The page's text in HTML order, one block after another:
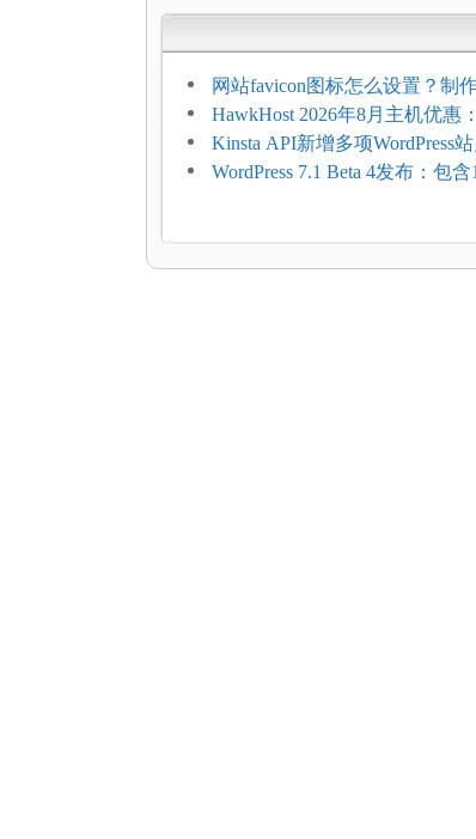
网站favicon图标怎么设置？制
加方法
HawkHost 2026年8月主机优惠
$2.61/月，高性能主机同步折扣
Kinsta API新增多项WordPress
WordPress 7.1 Beta 4发布：包